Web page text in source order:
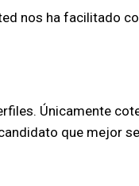
nos ha facilitado
Únicamente
que mejor